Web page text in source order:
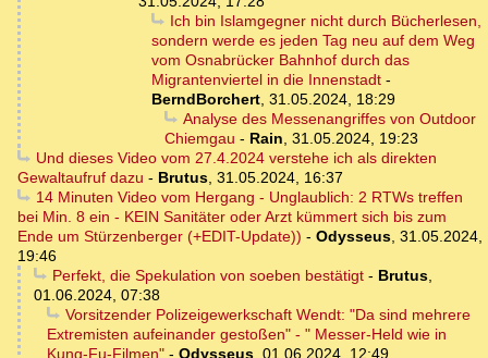
Ich bin Islamgegner nicht durch Bücherlesen,
sondern werde es jeden Tag neu auf dem Weg
vom Osnabrücker Bahnhof durch das
Migrantenviertel in die Innenstadt -
BerndBorchert, 31.05.2024, 18:29
Analyse des Messenangriffes von Outdoor
Chiemgau - Rain, 31.05.2024, 19:23
Und dieses Video vom 27.4.2024 verstehe ich als direkten
Gewaltaufruf dazu - Brutus, 31.05.2024, 16:37
14 Minuten Video vom Hergang - Unglaublich: 2 RTWs treffen
bei Min. 8 ein - KEIN Sanitäter oder Arzt kümmert sich bis zum
Ende um Stürzenberger (+EDIT-Update)) - Odysseus, 31.05.2024,
19:46
Perfekt, die Spekulation von soeben bestätigt- Brutus,
01.06.2024, 07:38
Vorsitzender Polizeigewerkschaft Wendt: "Da sind mehrere
Extremisten aufeinander gestoßen" - " Messer-Held wie in
Kung-Fu-Filmen" - Odysseus 01.06.2024, 12:49